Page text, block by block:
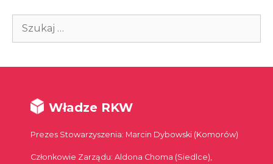
Szukaj:
Władze RKW
Prezes Stowarzyszenia: Marcin Dybowski (Komorów)
Członkowie Zarządu: Aldona Choma (Siedlce),